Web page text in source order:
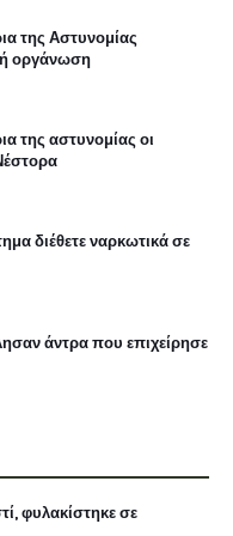
της Αστυνομίας
οργάνωση
της αστυνομίας οι
διέθετε ναρκωτικά σε
άντρα που επιχείρησε
φυλακίστηκε σε